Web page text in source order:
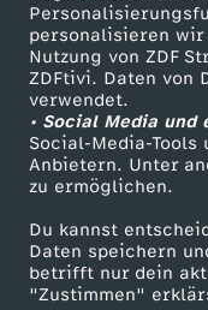
personalisieren
Nutzung von ZDF
ZDFtivi. Daten von
verwendet.
• Social Media
Social-Media-Tools
Anbietern. Unter
zu ermöglichen.
Du kannst
Daten speichern
betrifft nur dein
"Zustimmen"
n
L
i
t
a
TV-Programm
ZDF Unternehmen
Karriere
ZDF goes Schule
Werbefernsehen